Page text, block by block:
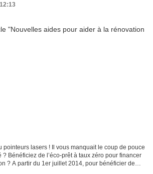
pointeurs lasers ! Il vous manquait le coup de pouce
? Bénéficiez de l’éco-prêt à taux zéro pour financer
? A partir du 1er juillet 2014, pour bénéficier de